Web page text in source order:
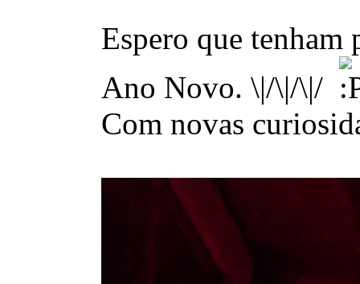
Espero que tenham
Ano Novo. \|/\|/\|/
Com novas